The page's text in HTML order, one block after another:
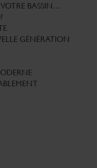
VOTRE BASSIN…
GÉNÉRATION